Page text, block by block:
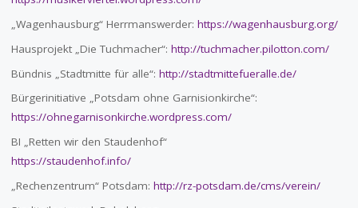
„Wagenhausburg“ Herrmanswerder: https://wagenhausburg.org/
Hausprojekt „Die Tuchmacher“: http://tuchmacher.pilotton.com/
Bündnis „Stadtmitte für alle“: http://stadtmittefueralle.de/
Bürgerinitiative „Potsdam ohne Garnisionkirche“:
https://ohnegarnisonkirche.wordpress.com/
BI „Retten wir den Staudenhof“
https://staudenhof.info/
„Rechenzentrum“ Potsdam: http://rz-potsdam.de/cms/verein/